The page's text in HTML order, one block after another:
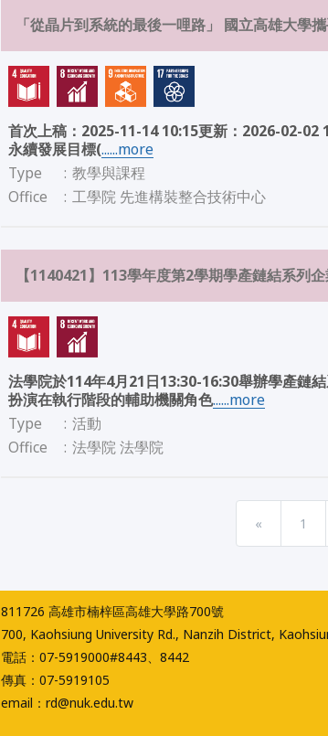
「從晶片到系統的最後一哩路」 國立高雄大學
首次上稿：2025-11-14 10:15更新：2026-02-02
永續發展目標(......more
Type
: 教學與課程
Office
: 工學院 先進構裝整合技術中心
【1140421】113學年度第2學期學產鏈結系列
法學院於114年4月21日13:30-16:30舉辦學產鏈
扮演在執行階段的輔助機關角色......more
Type
: 活動
Office
: 法學院 法學院
« 1
811726 高雄市楠梓區高雄大學路700號
700, Kaohsiung University Rd., Nanzih District,
電話：07-5919000#8443、8442
傳真：07-5919105
email：rd@nuk.edu.tw